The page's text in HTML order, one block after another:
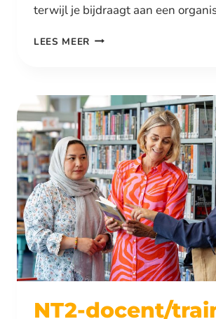
terwijl je bijdraagt aan een
LEES MEER HRM-
&
EDINOVA
NT2-docent/